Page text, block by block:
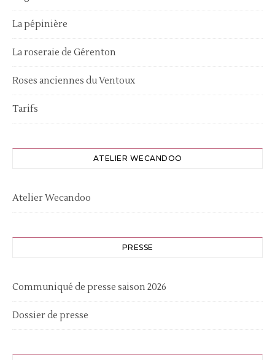
La pépinière
La roseraie de Gérenton
Roses anciennes du Ventoux
Tarifs
ATELIER WECANDOO
Atelier Wecandoo
PRESSE
Communiqué de presse saison 2026
Dossier de presse